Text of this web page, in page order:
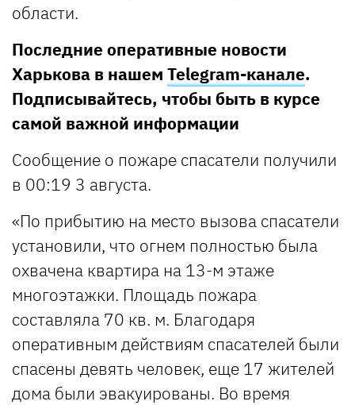
области.
Последние оперативные новости
Харькова в нашем Telegram-канале.
Подписывайтесь, чтобы быть в курсе
самой важной информации
Сообщение о пожаре спасатели получили
в 00:19 3 августа.
«По прибытию на место вызова спасатели
установили, что огнем полностью была
охвачена квартира на 13-м этаже
многоэтажки. Площадь пожара
составляла 70 кв. м. Благодаря
оперативным действиям спасателей были
спасены девять человек, еще 17 жителей
дома были эвакуированы. Во время